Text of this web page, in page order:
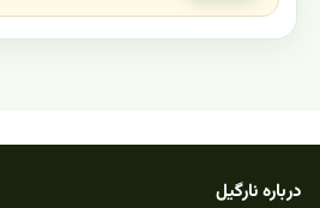
درباره نارگیل